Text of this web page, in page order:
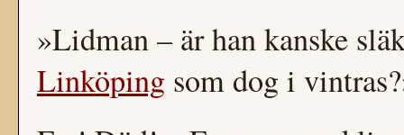
»Lidman – är han kanske
Linköping som dog i